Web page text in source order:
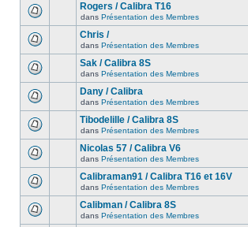
Rogers / Calibra T16
dans Présentation des Membres
Chris /
dans Présentation des Membres
Sak / Calibra 8S
dans Présentation des Membres
Dany / Calibra
dans Présentation des Membres
Tibodelille / Calibra 8S
dans Présentation des Membres
Nicolas 57 / Calibra V6
dans Présentation des Membres
Calibraman91 / Calibra T16 et 16V
dans Présentation des Membres
Calibman / Calibra 8S
dans Présentation des Membres